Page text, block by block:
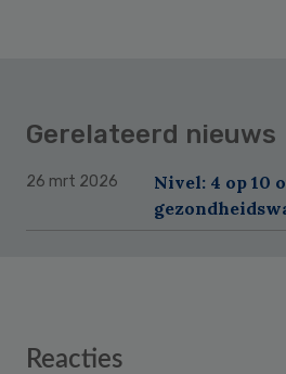
Gerelateerd nieuws
26 mrt 2026
Nivel: 4 op 10
Reader
Reacties